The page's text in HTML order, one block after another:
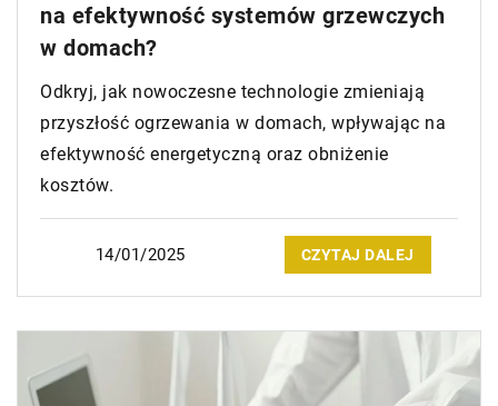
na efektywność systemów grzewczych
w domach?
Odkryj, jak nowoczesne technologie zmieniają
przyszłość ogrzewania w domach, wpływając na
efektywność energetyczną oraz obniżenie
kosztów.
14/01/2025 CZYTAJ DALEJ